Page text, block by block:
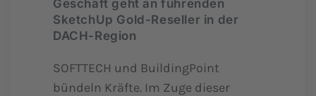
Geschäft geht an führenden
SketchUp Gold-Reseller in der
DACH-Region
SOFTTECH und BuildingPoint
bündeln Kräfte. Im Zuge dieser